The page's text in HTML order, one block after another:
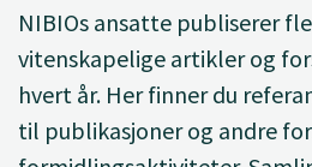
NIBIOs ansatte publiserer
vitenskapelige artikler og
hvert år. Her finner du
til publikasjoner og andre